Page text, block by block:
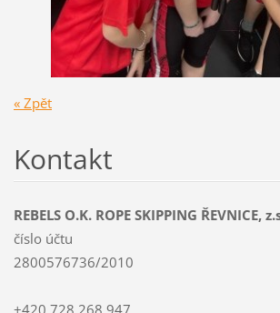
« Zpět
Kontakt
REBELS O.K. ROPE SKIPPING ŘEVNICE,
číslo účtu
2800576736/2010
+420 728 268 947